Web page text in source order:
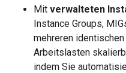
Mit verwalteten
Instance Groups,
mehreren
Arbeitslasten
indem Sie